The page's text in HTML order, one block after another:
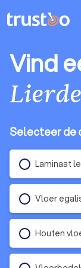
Vind
Selecteer de
Laminaat
Vloer
Houten